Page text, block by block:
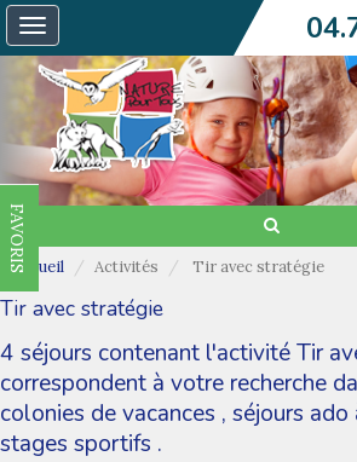
Toggle
navigation
FAVORIS
Accueil Activités Tir avec stratégie
Tir avec stratégie
4 séjours contenant l'activité Tir
correspondent à votre recherche
colonies de vacances , séjours
stages sportifs .